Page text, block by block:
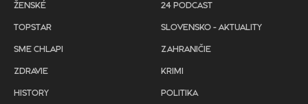
ŽENSKÉ
TOPSTAR
SME CHLAPI
ZDRAVIE
HISTORY
24 PODCAST
SLOVENSKO - AKTUALITY
ZAHRANIČIE
KRIMI
POLITIKA